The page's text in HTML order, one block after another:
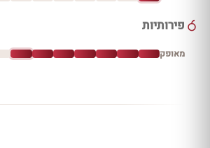
פירותיות
מאופק